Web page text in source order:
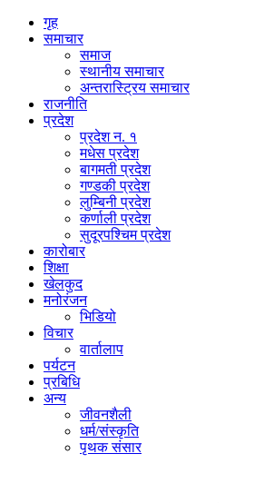
गृह
समाचार
समाज
स्थानीय समाचार
अन्तरास्ट्रिय समाचार
राजनीति
प्रदेश
प्रदेश न. १
मधेस प्रदेश
बागमती प्रदेश
गण्डकी प्रदेश
लुम्बिनी प्रदेश
कर्णाली प्रदेश
सुदूरपश्चिम प्रदेश
कारोबार
शिक्षा
खेलकुद
मनोरंजन
भिडियो
विचार
वार्तालाप
पर्यटन
प्रबिधि
अन्य
जीवनशैली
धर्म/संस्कृति
पृथक संसार